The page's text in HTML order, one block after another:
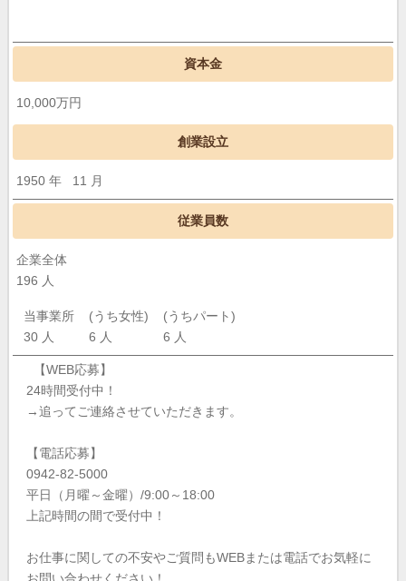
資本金
10,000万円
創業設立
1950 年 11 月
従業員数
企業全体
196 人
当事業所
30 人
(うち女性)
6 人
(うちパート)
6 人
【WEB応募】
24時間受付中！
→追ってご連絡させていただきます。
【電話応募】
0942-82-5000
平日（月曜～金曜）/9:00～18:00
上記時間の間で受付中！
お仕事に関しての不安やご質問もWEBまたは電話でお気軽に